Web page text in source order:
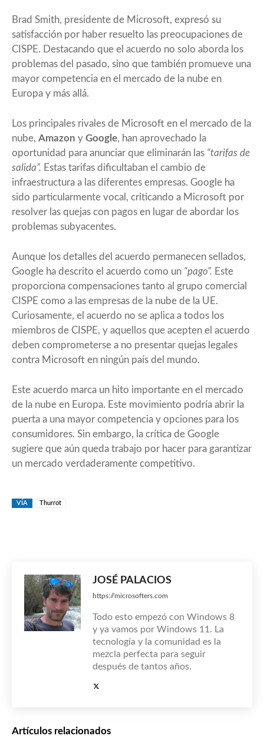
Brad Smith, presidente de Microsoft, expresó su
satisfacción por haber resuelto las preocupaciones de
CISPE. Destacando que el acuerdo no solo aborda los
problemas del pasado, sino que también promueve una
mayor competencia en el mercado de la nube en
Europa y más allá.
Los principales rivales de Microsoft en el mercado de la
nube, Amazon y Google, han aprovechado la
oportunidad para anunciar que eliminarán las “tarifas de
salida”. Estas tarifas dificultaban el cambio de
infraestructura a las diferentes empresas. Google ha
sido particularmente vocal, criticando a Microsoft por
resolver las quejas con pagos en lugar de abordar los
problemas subyacentes.
Aunque los detalles del acuerdo permanecen sellados,
Google ha descrito el acuerdo como un “pago”. Este
proporciona compensaciones tanto al grupo comercial
CISPE como a las empresas de la nube de la UE.
Curiosamente, el acuerdo no se aplica a todos los
miembros de CISPE, y aquellos que acepten el acuerdo
deben comprometerse a no presentar quejas legales
contra Microsoft en ningún país del mundo.
Este acuerdo marca un hito importante en el mercado
de la nube en Europa. Este movimiento podría abrir la
puerta a una mayor competencia y opciones para los
consumidores. Sin embargo, la crítica de Google
sugiere que aún queda trabajo por hacer para garantizar
un mercado verdaderamente competitivo.
VÍA Thurrot
JOSÉ PALACIOS
https://microsofters.com
Todo esto empezó con Windows 8
y ya vamos por Windows 11. La
tecnología y la comunidad es la
mezcla perfecta para seguir
después de tantos años.
Artículos relacionados